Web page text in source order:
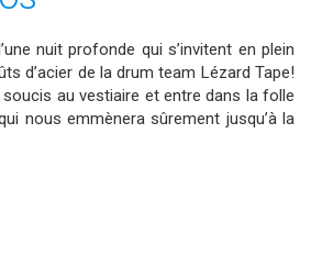
nuit profonde qui s’invitent en plein
d’acier de la drum team Lézard Tape!
au vestiaire et entre dans la folle
nous emmènera sûrement jusqu’à la